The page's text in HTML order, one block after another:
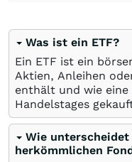
Was ist ein ETF?
Ein ETF ist ein
Aktien, Anleihen
enthält und wie
Handelstages
Wie unterscheidet
herkömmlichen